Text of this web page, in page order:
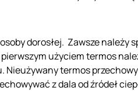
dorosłej. Zawsze należy
użyciem termos
Nieużywany termos
z dala od źródeł